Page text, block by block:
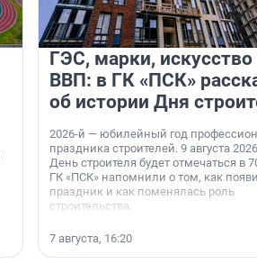
ГЭС, марки, искусство
ВВП: в ГК «ПСК»
об истории Дня
2026-й — юбилейный год
праздника строителей. 9 августа
День строителя будет отмечаться в
ГК «ПСК» напомнили о том, как
праздник и как поменялась роль
строительства.
7 августа, 16:20